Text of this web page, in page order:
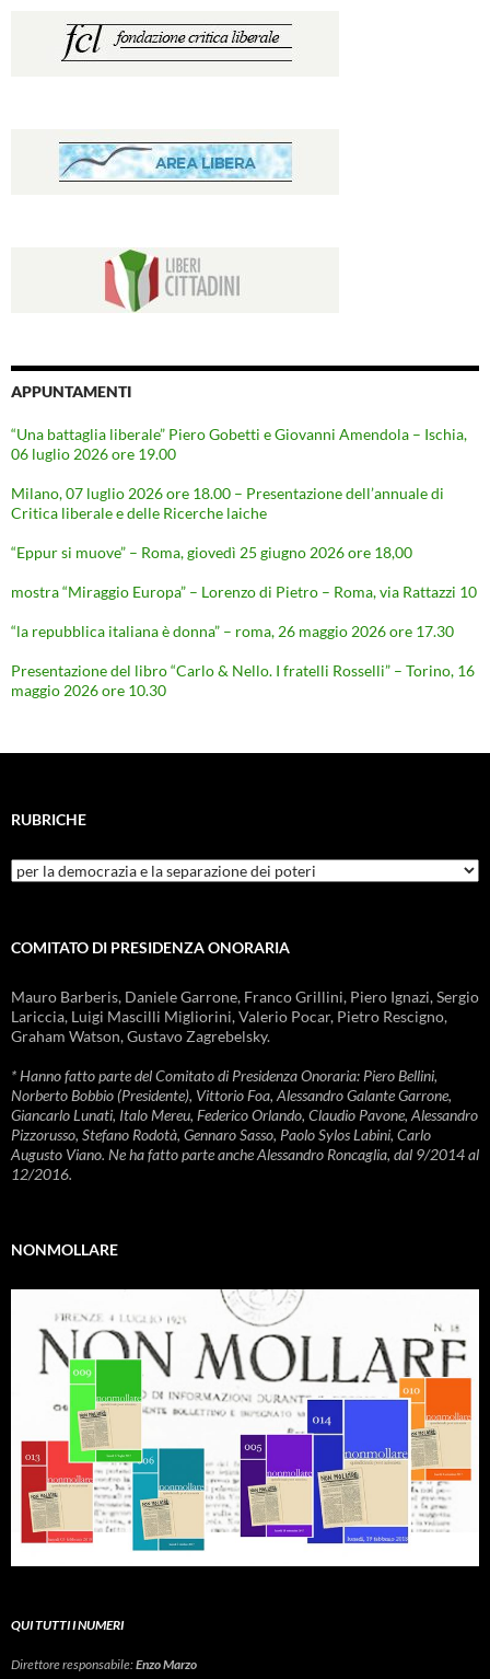
APPUNTAMENTI
“Una battaglia liberale” Piero Gobetti e Giovanni Amendola – Ischia,
06 luglio 2026 ore 19.00
Milano, 07 luglio 2026 ore 18.00 – Presentazione dell’annuale di
Critica liberale e delle Ricerche laiche
“Eppur si muove” – Roma, giovedì 25 giugno 2026 ore 18,00
mostra “Miraggio Europa” – Lorenzo di Pietro – Roma, via Rattazzi 10
“la repubblica italiana è donna” – roma, 26 maggio 2026 ore 17.30
Presentazione del libro “Carlo & Nello. I fratelli Rosselli” – Torino, 16
maggio 2026 ore 10.30
RUBRICHE
Rubriche
COMITATO DI PRESIDENZA ONORARIA
Mauro Barberis, Daniele Garrone, Franco Grillini, Piero Ignazi, Sergio
Lariccia, Luigi Mascilli Migliorini, Valerio Pocar, Pietro Rescigno,
Graham Watson, Gustavo Zagrebelsky.
* Hanno fatto parte del Comitato di Presidenza Onoraria: Piero Bellini,
Norberto Bobbio (Presidente), Vittorio Foa, Alessandro Galante Garrone,
Giancarlo Lunati, Italo Mereu, Federico Orlando, Claudio Pavone, Alessandro
Pizzorusso, Stefano Rodotà, Gennaro Sasso, Paolo Sylos Labini, Carlo
Augusto Viano. Ne ha fatto parte anche Alessandro Roncaglia, dal 9/2014 al
12/2016.
NONMOLLARE
QUI TUTTI I NUMERI
Direttore responsabile:Enzo Marzo